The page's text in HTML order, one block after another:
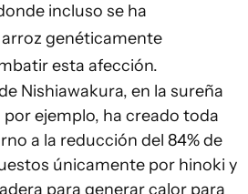
incluso se ha
genéticamente
esta afección.
Nishiawakura, en la sureña
ejemplo, ha creado toda
a la reducción del 84% de
únicamente por hinoki y
para generar calor para